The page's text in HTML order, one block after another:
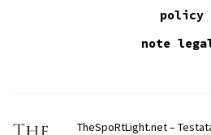
policy
note
TheSpoRtLight.net –